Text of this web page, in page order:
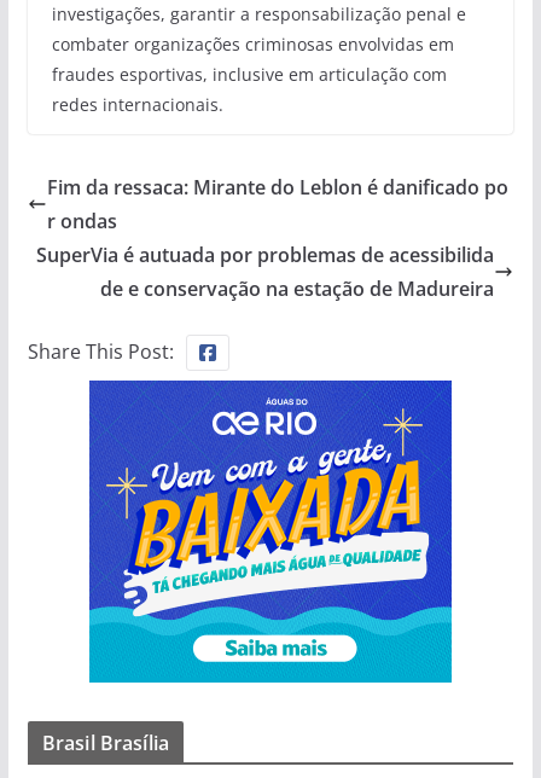
investigações, garantir a responsabilização penal e
combater organizações criminosas envolvidas em
fraudes esportivas, inclusive em articulação com
redes internacionais.
Fim da ressaca: Mirante do Leblon é danificado po
r ondas
SuperVia é autuada por problemas de acessibilida
de e conservação na estação de Madureira
Share This Post:
Brasil Brasília